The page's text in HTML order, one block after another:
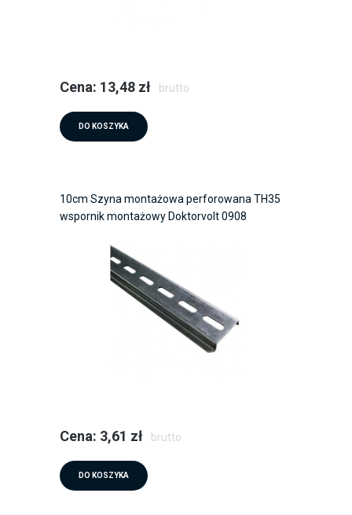
Cena: 13,48 zł brutto
DO KOSZYKA
10cm Szyna montażowa perforowana TH35
wspornik montażowy Doktorvolt 0908
Cena: 3,61 zł brutto
DO KOSZYKA